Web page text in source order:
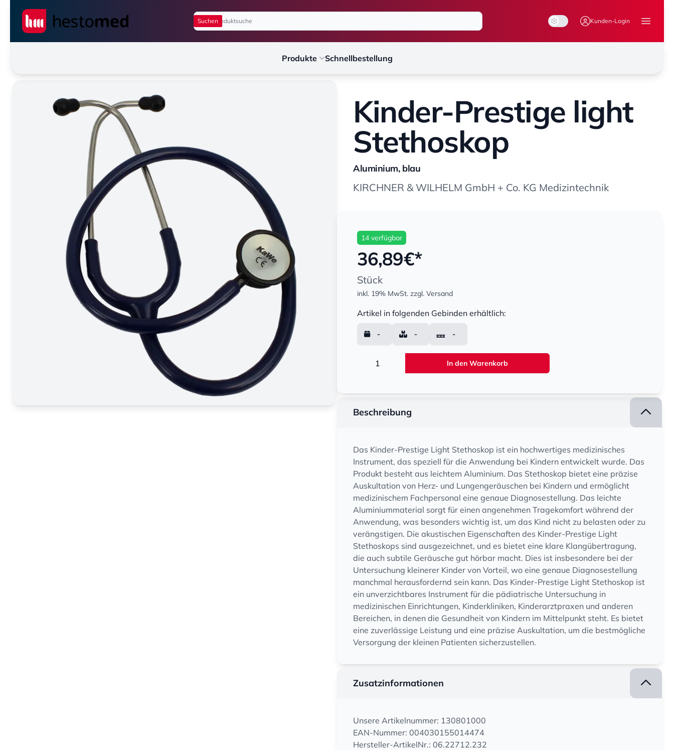
Seiwert GmbH
System Mode
Light Mode
Dark Mode Kunden-Login
Menü
Produkte Schnellbestellung
Kinder-Prestige light
Stethoskop
Aluminium, blau
KIRCHNER & WILHELM GmbH + Co. KG Medizintechnik
14 verfügbar
36,89€*
Stück
inkl. 19% MwSt. zzgl. Versand
Artikel in folgenden Gebinden erhältlich:
- - -
In den Warenkorb
Beschreibung
Das Kinder-Prestige Light Stethoskop ist ein hochwertiges medizinisches
Instrument, das speziell für die Anwendung bei Kindern entwickelt wurde. Das
Produkt besteht aus leichtem Aluminium. Das Stethoskop bietet eine präzise
Auskultation von Herz- und Lungengeräuschen bei Kindern und ermöglicht
medizinischem Fachpersonal eine genaue Diagnosestellung. Das leichte
Aluminiummaterial sorgt für einen angenehmen Tragekomfort während der
Anwendung, was besonders wichtig ist, um das Kind nicht zu belasten oder zu
verängstigen. Die akustischen Eigenschaften des Kinder-Prestige Light
Stethoskops sind ausgezeichnet, und es bietet eine klare Klangübertragung,
die auch subtile Geräusche gut hörbar macht. Dies ist insbesondere bei der
Untersuchung kleinerer Kinder von Vorteil, wo eine genaue Diagnosestellung
manchmal herausfordernd sein kann. Das Kinder-Prestige Light Stethoskop ist
ein unverzichtbares Instrument für die pädiatrische Untersuchung in
medizinischen Einrichtungen, Kinderkliniken, Kinderarztpraxen und anderen
Bereichen, in denen die Gesundheit von Kindern im Mittelpunkt steht. Es bietet
eine zuverlässige Leistung und eine präzise Auskultation, um die bestmögliche
Versorgung der kleinen Patienten sicherzustellen.
Zusatzinformationen
Unsere Artikelnummer: 130801000
EAN-Nummer: 004030155014474
Hersteller-ArtikelNr.: 06.22712.232